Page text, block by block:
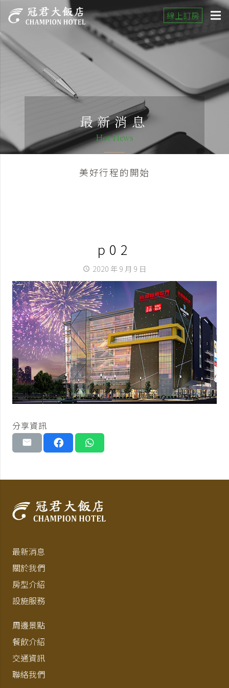
線上訂房
最新消息
Hot News
美好行程的開始
p02
access_time 2020 年 9 月 9 日
分享資訊
最新消息
關於我們
房型介紹
設施服務
周邊景點
餐飲介紹
交通資訊
聯絡我們